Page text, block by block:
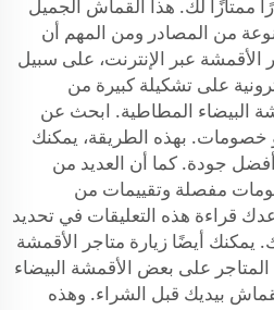
ممتازًا لك. هذا القماش الجميل
من المصادر ومن المهم أن
عبر الإنترنت، على سبيل
على تشكيلة كبيرة من
البيضاء المطاطية. ابحث عن
خصومات. بهذه الطريقة، يمكنك
جودة. كما أن العديد من
مفصلة وتقييمات من
قراءة هذه التعليقات في تحديد
يمكنك أيضًا زيارة متاجر الأقمشة
على بعض الأقمشة البيضاء
بيديك قبل الشراء. وهذه